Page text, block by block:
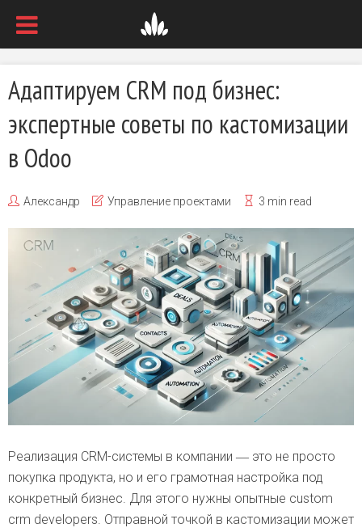
Адаптируем CRM под бизнес:
экспертные советы по кастомизации
в Odoo
Александр Управление проектами 3 min read
Реализация CRM-системы в компании ― это не просто
покупка продукта, но и его грамотная настройка под
конкретный бизнес. Для этого нужны опытные custom
crm developers. Отправной точкой в кастомизации может